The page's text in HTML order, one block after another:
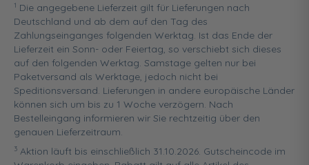
1 Die angegebene Lieferzeit gilt für Lieferungen nach
Deutschland und ab dem auf den Tag des
Zahlungseinganges folgenden Werktag. Ist das Ende der
Lieferzeit ein Sonn- oder Feiertag, so verschiebt sich dieses
auf den folgenden Werktag. Samstage gelten nur bei
Paketversand als Werktage, jedoch nicht bei
Speditionsversand. Lieferungen in andere europäische Länder
können sich um bis zu 1 Woche verzögern. Nach
Bestelleingang informieren wir Sie rechtzeitig über den
genauen Lieferzeitraum.
3 Aktion läuft bis einschließlich 31.10.2026. Gutscheincode im